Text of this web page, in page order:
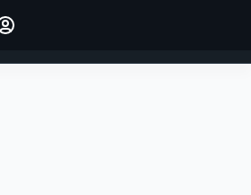
INICIAR SESIÓN